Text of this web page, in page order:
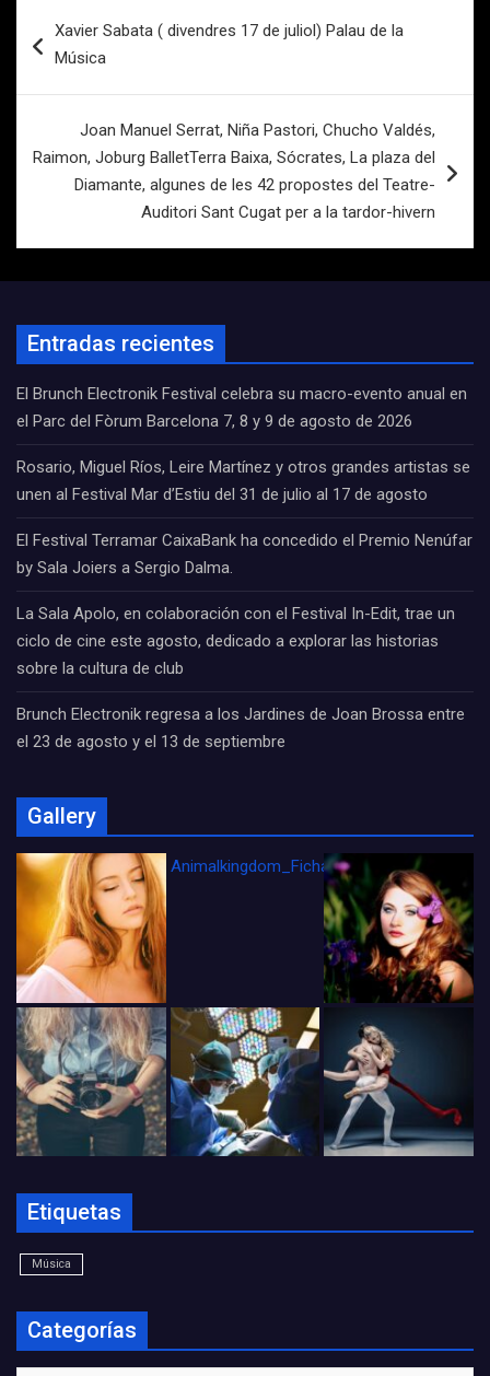
de
Xavier Sabata ( divendres 17 de juliol) Palau de la
Música
Joan Manuel Serrat, Niña Pastori, Chucho Valdés,
Raimon, Joburg BalletTerra Baixa, Sócrates, La plaza del
Diamante, algunes de les 42 propostes del Teatre-
Auditori Sant Cugat per a la tardor-hivern
Entradas recientes
El Brunch Electronik Festival celebra su macro-evento anual en
el Parc del Fòrum Barcelona 7, 8 y 9 de agosto de 2026
Rosario, Miguel Ríos, Leire Martínez y otros grandes artistas se
unen al Festival Mar d’Estiu del 31 de julio al 17 de agosto
El Festival Terramar CaixaBank ha concedido el Premio Nenúfar
by Sala Joiers a Sergio Dalma.
La Sala Apolo, en colaboración con el Festival In-Edit, trae un
ciclo de cine este agosto, dedicado a explorar las historias
sobre la cultura de club
Brunch Electronik regresa a los Jardines de Joan Brossa entre
el 23 de agosto y el 13 de septiembre
Gallery
Animalkingdom_FichaCine
Etiquetas
Música
Categorías